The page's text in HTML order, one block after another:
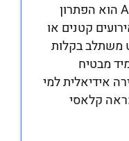
מגש הנירוסטה של Arcosteel הוא הפתרון
קטנים או
משתלב בקלות
מבטיח
אידיאלית למי
קלאסי